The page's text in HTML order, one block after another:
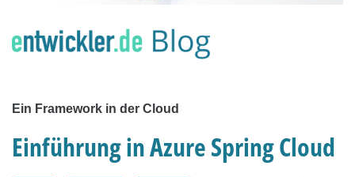
Ein Framework in der Cloud
Einführung in Azure Spring Cloud